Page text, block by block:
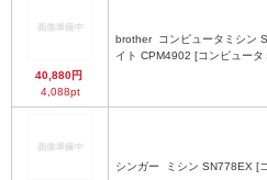
40,880円
4,088pt
brother
イト CPM4902 [コンピュータ
シンガー ミシン SN778EX [